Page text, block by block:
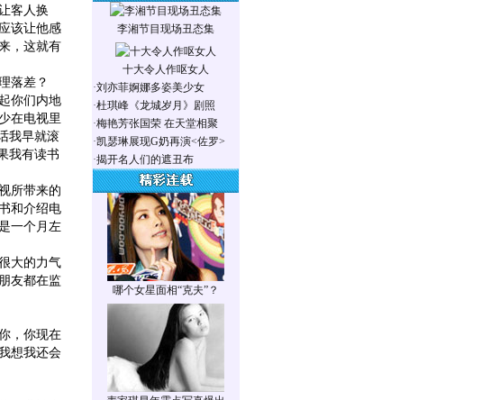
客人换
该让他感
，这就有
落差？
你们内地
在电视里
我早就滚
我有读书
所带来的
和介绍电
一个月左
大的力气
友都在监
，你现在
想我还会
李湘节目现场丑态集
十大令人作呕女人
·刘亦菲婀娜多姿美少女
·杜琪峰《龙城岁月》剧照
·梅艳芳张国荣 在天堂相聚
·凯瑟琳展现G奶再演<佐罗>
·揭开名人们的遮丑布
哪个女星面相“克夫”？